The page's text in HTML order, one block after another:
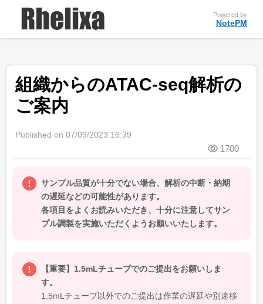
Powered by
NotePM
組織からのATAC-seq解析の
ご案内
Published on 07/09/2023 16:39
1700
サンプル品質が十分でない場合、解析の中断・納期
の遅延などの可能性があります。
各項目をよくお読みいただき、十分に注意してサン
プル調製を実施いただくようお願いいたします。
【重要】1.5mLチューブでのご提出をお願いしま
す。
1.5mLチューブ以外でのご提出は作業の遅延や別途移